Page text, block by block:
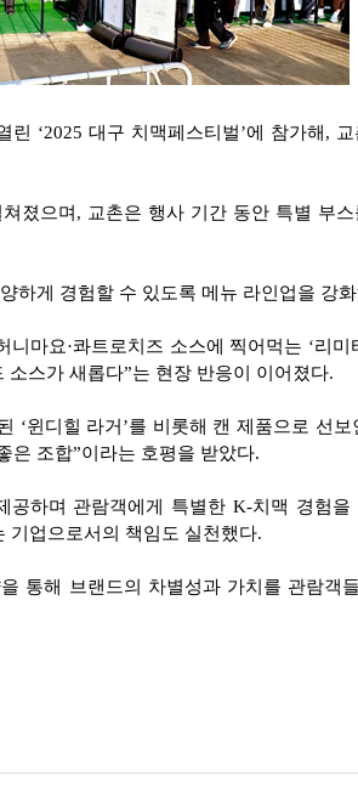
‘2025 대구 치맥페스티벌’에 참가해,
졌으며, 교촌은 행사 기간 동안 특별 부
하게 경험할 수 있도록 메뉴 라인업을 강
마요·콰트로치즈 소스에 찍어먹는 ‘리
스가 새롭다”는 현장 반응이 이어졌다.
윈디힐 라거’를 비롯해 캔 제품으로 선
은 조합”이라는 호평을 받았다.
하며 관람객에게 특별한 K-치맥 경험을
기업으로서의 책임도 실천했다.
통해 브랜드의 차별성과 가치를 관람객